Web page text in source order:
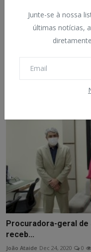
Junte-se à nossa
últimas notícias,
Igreja Nossa
Apr 21, 2023
Procuradora-geral de
receb...
João Ataide Dec 24, 2020 0